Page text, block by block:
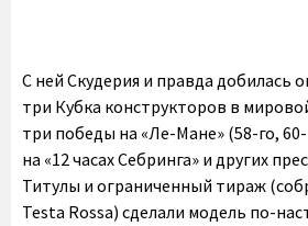
С ней Скудерия и правда добилась
три Кубка конструкторов в
три победы на «Ле-Мане» (58-го,
на «12 часах Себринга» и других
Титулы и ограниченный тираж
Testa Rossa) сделали модель по-